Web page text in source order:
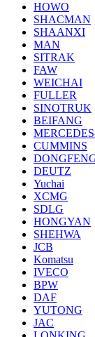
HOWO
SHACMAN
SHAANXI
MAN
SITRAK
FAW
WEICHAI
FULLER
SINOTRUK
BEIFANG
CUMMINS
DEUTZ
Yuchai
XCMG
SDLG
HONGYAN
SHEHWA
JCB
Komatsu
IVECO
BPW
DAF
YUTONG
JAC